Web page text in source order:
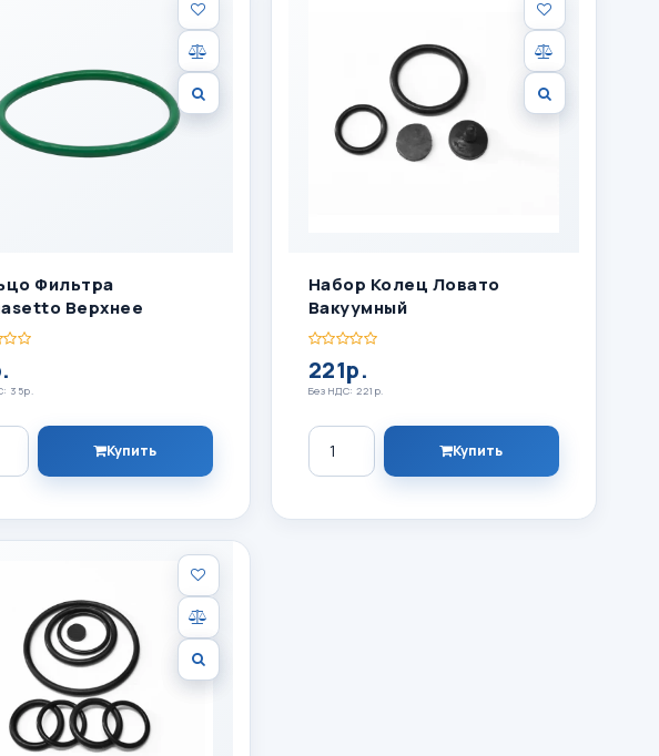
Фильтра
Верхнее
35р.
Купить
Набор Колец Ловато
Вакуумный
221р.
Без НДС: 221р.
Количество
Купить